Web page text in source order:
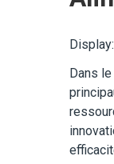
Display:
Dans